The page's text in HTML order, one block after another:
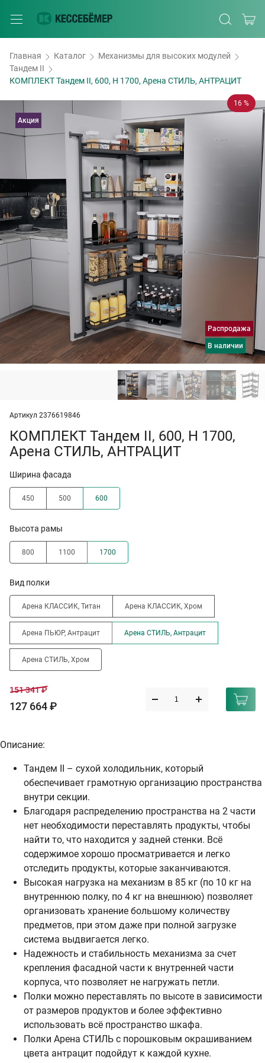
Главная Каталог
Механизмы для высоких модулей
Тандем II
КОМПЛЕКТ Тандем II, 600, H 1700, Арена СТИЛЬ, АНТРАЦИТ
16 %
Распродажа
в наличии
Акция
Артикул 2376619846
КОМПЛЕКТ Тандем II, 600, H 1700,
Арена СТИЛЬ, АНТРАЦИТ
Ширина фасада
450 500 600
Высота рамы
800 1100 1700
Вид полки
Арена КЛАССИК, Титан Арена КЛАССИК, Хром
Арена ПЬЮР, Антрацит Арена СТИЛЬ, Антрацит
Арена СТИЛЬ, Хром
151 341 ₽
127 664 ₽
Описание:
Тандем II – сухой холодильник, который
обеспечивает грамотную организацию пространства
внутри секции.
Благодаря распределению пространства на 2 части
нет необходимости переставлять продукты, чтобы
найти то, что находится у задней стенки. Всё
содержимое хорошо просматривается и легко
отследить продукты, которые заканчиваются.
Высокая нагрузка на механизм в 85 кг (по 10 кг на
внутреннюю полку, по 4 кг на внешнюю) позволяет
организовать хранение большому количеству
предметов, при этом даже при полной загрузке
система выдвигается легко.
Надежность и стабильность механизма за счет
крепления фасадной части к внутренней части
корпуса, что позволяет не нагружать петли.
Полки можно переставлять по высоте в зависимости
от размеров продуктов и более эффективно
использовать всё пространство шкафа.
Полки Арена СТИЛЬ с порошковым окрашиванием
цвета антрацит подойдут к каждой кухне.